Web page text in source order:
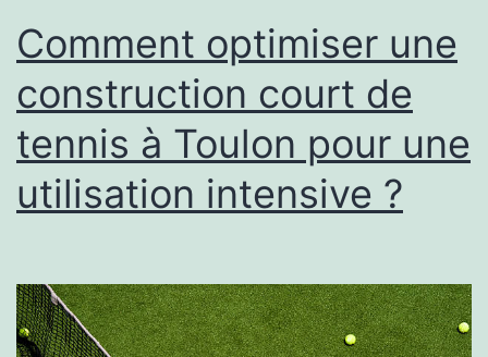
Comment optimiser une
construction court de
tennis à Toulon pour une
utilisation intensive ?